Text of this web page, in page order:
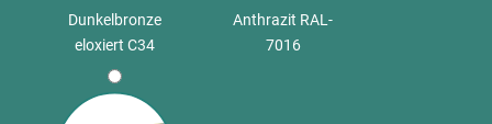
Dunkelbronze
eloxiert C34
Anthrazit RAL-
7016